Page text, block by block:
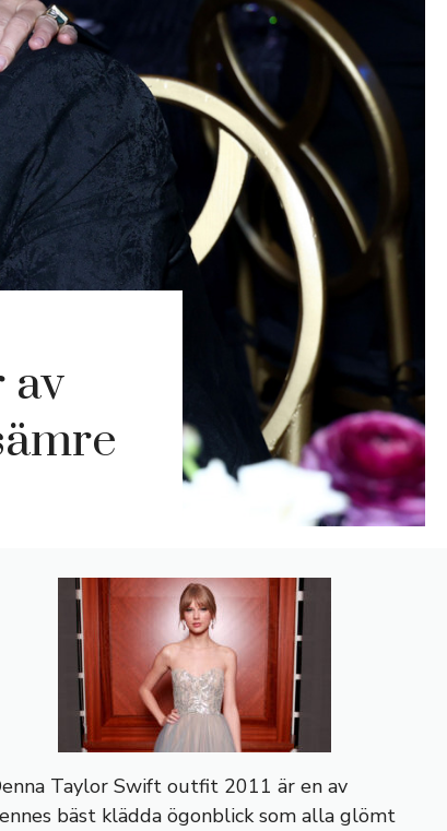
av
Taylor Swift outfit 2011 är en av
bäst klädda ögonblick som alla glömt